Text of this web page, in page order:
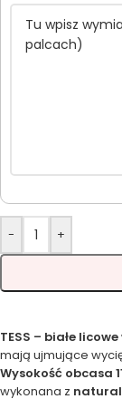
- +
TESS – białe
mają ujmujące
Wysokość obcasa
wykonana z